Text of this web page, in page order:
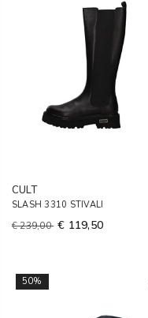
CULT
SLASH 3310 STIVALI
€ 239,00 € 119,50
50%